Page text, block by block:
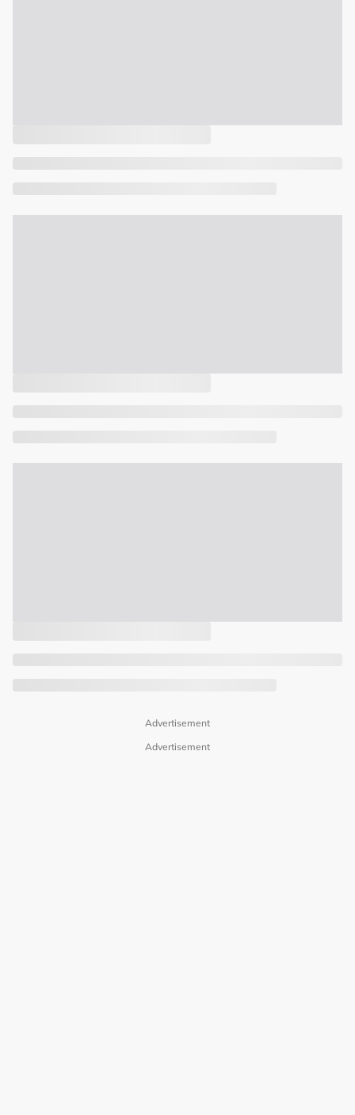
Advertisement
Advertisement